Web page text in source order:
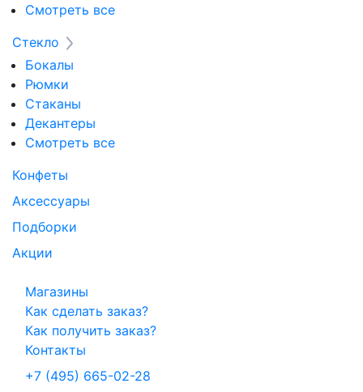
Смотреть все
Стекло
Бокалы
Рюмки
Стаканы
Декантеры
Смотреть все
Конфеты
Аксессуары
Подборки
Акции
Магазины
Как сделать заказ?
Как получить заказ?
Контакты
+7 (495) 665-02-28